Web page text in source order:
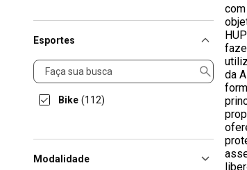
Esportes
Esportes
Bike (112)
Modalidade
da